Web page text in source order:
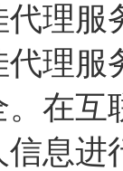
理服
理服
。在
息进